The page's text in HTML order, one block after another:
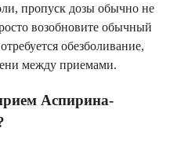
пропуск дозы обычно не
возобновите обычный
обезболивание,
между приемами.
Аспирина-